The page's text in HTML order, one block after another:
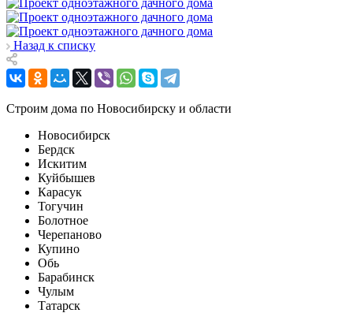
Назад к списку
Строим дома по Новосибирску и области
Новосибирск
Бердск
Искитим
Куйбышев
Карасук
Тогучин
Болотное
Черепаново
Купино
Обь
Барабинск
Чулым
Татарск